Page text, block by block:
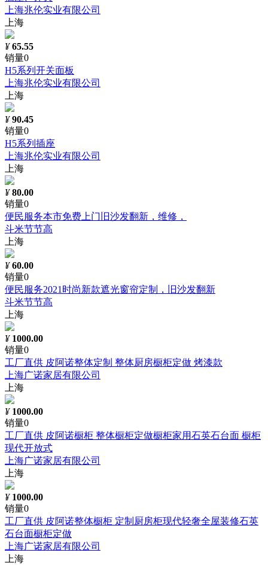
上海兆伦实业有限公司
上海
¥ 65.55
销量0
H5系列开关面板
上海兆伦实业有限公司
上海
¥ 90.45
销量0
H5系列插座
上海兆伦实业有限公司
上海
¥ 80.00
销量0
便民服务本市免费上门旧沙发翻新，维修，
斗米节节高
上海
¥ 60.00
销量0
便民服务2021时尚新款遮光窗帘定制，旧沙发翻新
斗米节节高
上海
¥ 1000.00
销量0
工厂直供 皮阿诺整体定制 整体厨房橱柜定做 烤漆款
上海广诺家居有限公司
上海
¥ 1000.00
销量0
工厂直供 皮阿诺橱柜 整体橱柜定做橱柜家用石英石台面 橱柜
现代开放式
上海广诺家居有限公司
上海
¥ 1000.00
销量0
工厂直供 皮阿诺整体橱柜 定制厨房柜现代轻奢全屋装修石英
石台面橱柜定做
上海广诺家居有限公司
上海